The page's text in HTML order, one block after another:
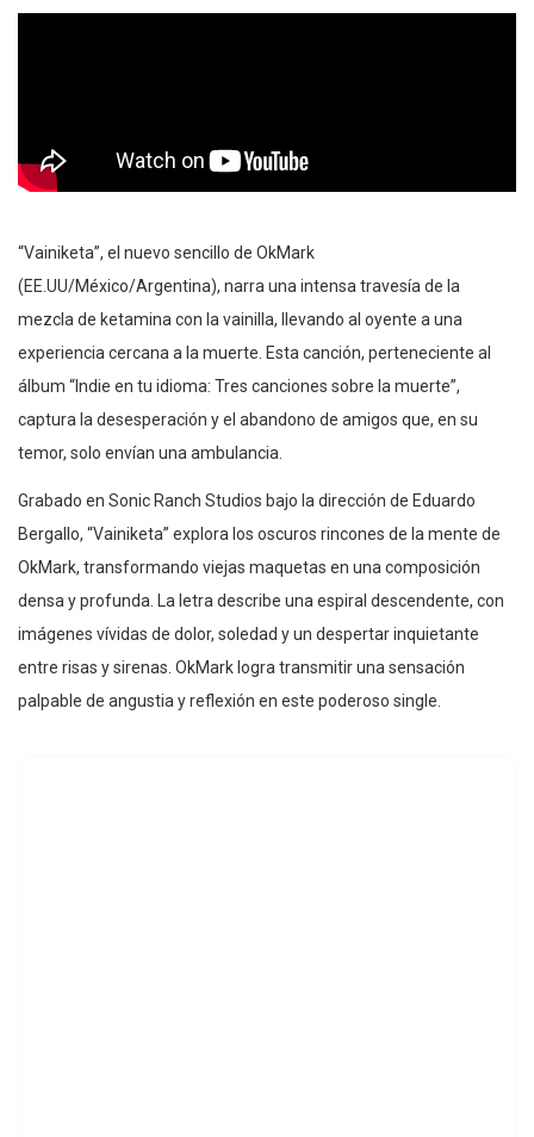
“Vainiketa”, el nuevo sencillo de OkMark
(EE.UU/México/Argentina), narra una intensa travesía de la
mezcla de ketamina con la vainilla, llevando al oyente a una
experiencia cercana a la muerte. Esta canción, perteneciente al
álbum “Indie en tu idioma: Tres canciones sobre la muerte”,
captura la desesperación y el abandono de amigos que, en su
temor, solo envían una ambulancia.
Grabado en Sonic Ranch Studios bajo la dirección de Eduardo
Bergallo, “Vainiketa” explora los oscuros rincones de la mente de
OkMark, transformando viejas maquetas en una composición
densa y profunda. La letra describe una espiral descendente, con
imágenes vívidas de dolor, soledad y un despertar inquietante
entre risas y sirenas. OkMark logra transmitir una sensación
palpable de angustia y reflexión en este poderoso single.